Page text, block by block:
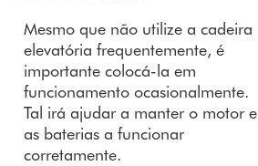
Mesmo que não utilize a cadeira
elevatória frequentemente, é
importante colocá-la em
funcionamento ocasionalmente.
Tal irá ajudar a manter o motor e
as baterias a funcionar
corretamente.